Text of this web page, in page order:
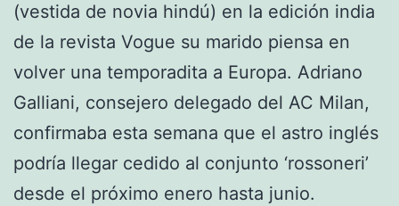
(vestida de novia hindú) en la edición india
de la revista Vogue su marido piensa en
volver una temporadita a Europa. Adriano
Galliani, consejero delegado del AC Milan,
confirmaba esta semana que el astro inglés
podría llegar cedido al conjunto ‘rossoneri’
desde el próximo enero hasta junio.